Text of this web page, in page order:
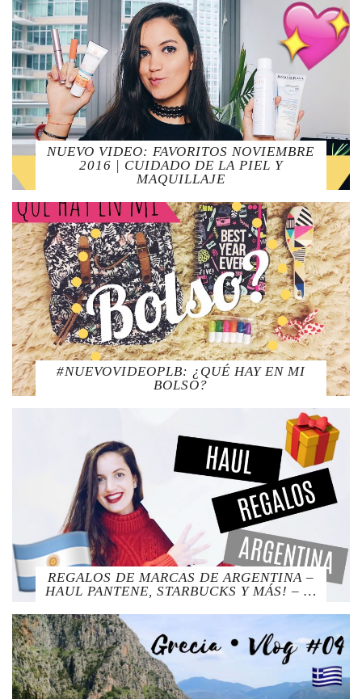
NUEVO VIDEO: FAVORITOS NOVIEMBRE
2016 | CUIDADO DE LA PIEL Y
MAQUILLAJE
#NUEVOVIDEOPLB: ¿QUÉ HAY EN MI
BOLSO?
REGALOS DE MARCAS DE ARGENTINA –
HAUL PANTENE, STARBUCKS Y MÁS! – …